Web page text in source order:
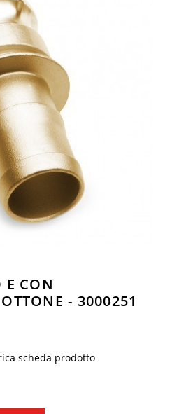
E CON
- 3000251
scheda prodotto